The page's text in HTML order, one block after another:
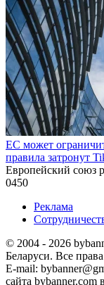
ЕС может
правила затронут
Европейский союз
0450
Реклама
© 2004 - 2026
Беларуси. Все
E-mail:
сайта bybanner.com